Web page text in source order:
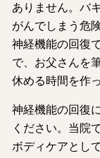
ありません。バ
がんでしまう危
神経機能の回復
で、お父さんを
休める時間を作
神経機能の回復
ください。当院
ボディケアとし